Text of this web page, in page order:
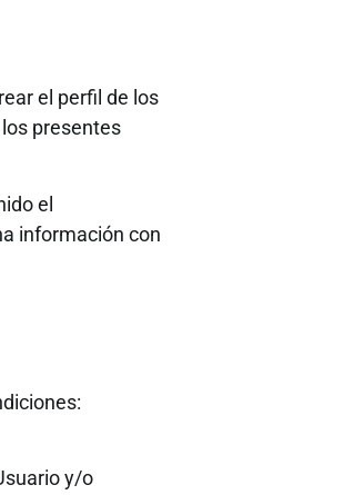
el perfil de los
presentes
el
información con
y/o